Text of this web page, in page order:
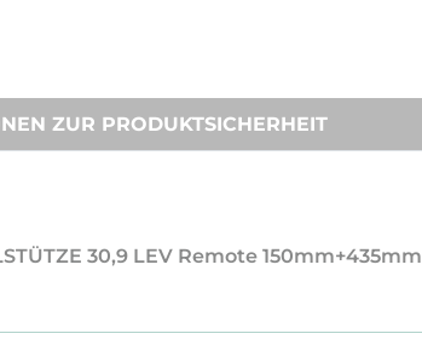
ZUR PRODUKTSICHERHEIT
30,9 LEV Remote 150mm+435mm